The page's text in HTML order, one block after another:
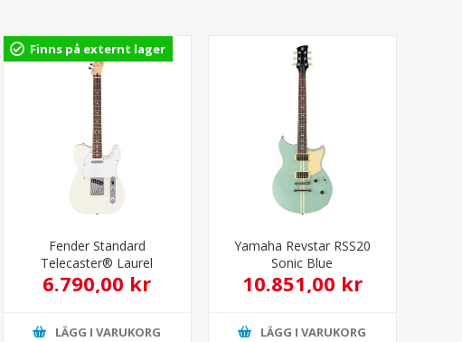
Finns på externt lager
Fender Standard
Telecaster® Laurel
Fingerboard Olympic White
6.790,00 kr
LÄGG I VARUKORG
Yamaha Revstar RSS20
Sonic Blue
10.851,00 kr
LÄGG I VARUKORG